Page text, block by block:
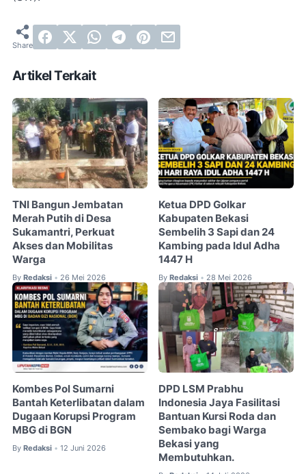
Artikel Terkait
TNI Bangun Jembatan
Merah Putih di Desa
Sukamantri, Perkuat
Akses dan Mobilitas
Warga
By Redaksi • 26 Mei 2026
Ketua DPD Golkar
Kabupaten Bekasi
Sembelih 3 Sapi dan 24
Kambing pada Idul Adha
1447 H
By Redaksi • 28 Mei 2026
Kombes Pol Sumarni
Bantah Keterlibatan dalam
Dugaan Korupsi Program
MBG di BGN
By Redaksi • 12 Juni 2026
DPD LSM Prabhu
Indonesia Jaya Fasilitasi
Bantuan Kursi Roda dan
Sembako bagi Warga
Bekasi yang
Membutuhkan.